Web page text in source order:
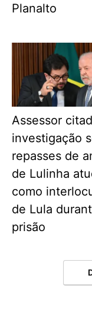
Planalto
Assessor
investigação
repasses de
de Lulinha
como
de Lula
prisão